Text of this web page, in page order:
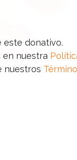
este donativo.
en nuestra
nuestros